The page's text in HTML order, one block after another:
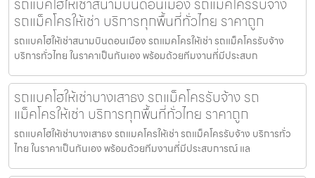
รถแม็คโครให้เช่า บริการทุกพื้นที่ทั่วไทย ราคาถูก
รถแบคโฮให้เช่าสนามบินดอนเมือง รถแมคโครให้เช่า รถแม็คโครรับจ้าง
บริการทั่วไทย ในราคาเป็นกันเอง พร้อมด้วยทีมงานที่มีประสบก
รถแบคโฮให้เช่าบางเสาธง รถแม็คโครรับจ้าง รถ
แม็คโครให้เช่า บริการทุกพื้นที่ทั่วไทย ราคาถูก
รถแบคโฮให้เช่าบางเสาธง รถแมคโครให้เช่า รถแม็คโครรับจ้าง บริการทั่ว
ไทย ในราคาเป็นกันเอง พร้อมด้วยทีมงานที่มีประสบการณ์ แล